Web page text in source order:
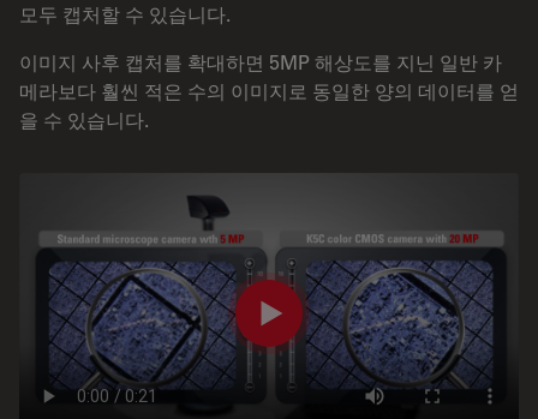
모두 캡처할 수 있습니다.
이미지 사후 캡처를 확대하면 5MP 해상도를 지닌 일반 카
메라보다 훨씬 적은 수의 이미지로 동일한 양의 데이터를 얻
을 수 있습니다.